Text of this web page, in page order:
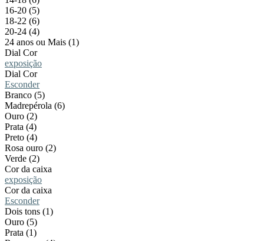
16-20 (5)
18-22 (6)
20-24 (4)
24 anos ou Mais (1)
Dial Cor
exposição
Dial Cor
Esconder
Branco (5)
Madrepérola (6)
Ouro (2)
Prata (4)
Preto (4)
Rosa ouro (2)
Verde (2)
Cor da caixa
exposição
Cor da caixa
Esconder
Dois tons (1)
Ouro (5)
Prata (1)